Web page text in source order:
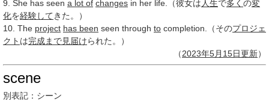
9. She has seen a lot of changes in her life.（彼女は 人生で多く の変
化を経験してきた。）
10. The project has been seen through to completion.（そのプロジェ
クト は完成まで見届けられた。）
（2023年5月15日更新）
scene
別表記： シーン